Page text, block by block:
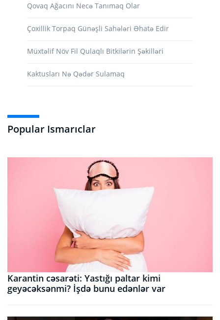
Qovaq Ağacını Necə Tanımaq Olar
Çoxillik Torpaq Günəşli Sahələri Əhatə Edir
Müxtəlif Növ Fil Qulaqlı Bitkilərin Şəkilləri
Kaktusları Nə Qədər Sulamaq
Popular Ismarıclar
Karantin cəsarəti: Yastığı paltar kimi
geyəcəksənmi? İşdə bunu edənlər var